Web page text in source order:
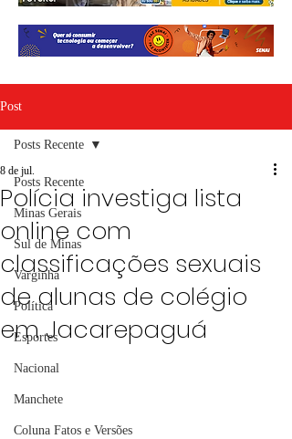
Post
Posts Recente
Minas Gerais
Sul de Minas
Varginha
Política
Esportes
Nacional
Manchete
Coluna Fatos e Versões
Posts Recente
Polícia investiga lista
online com
classificações sexuais
de alunas de colégio
em Jacarepaguá
8 de jul.